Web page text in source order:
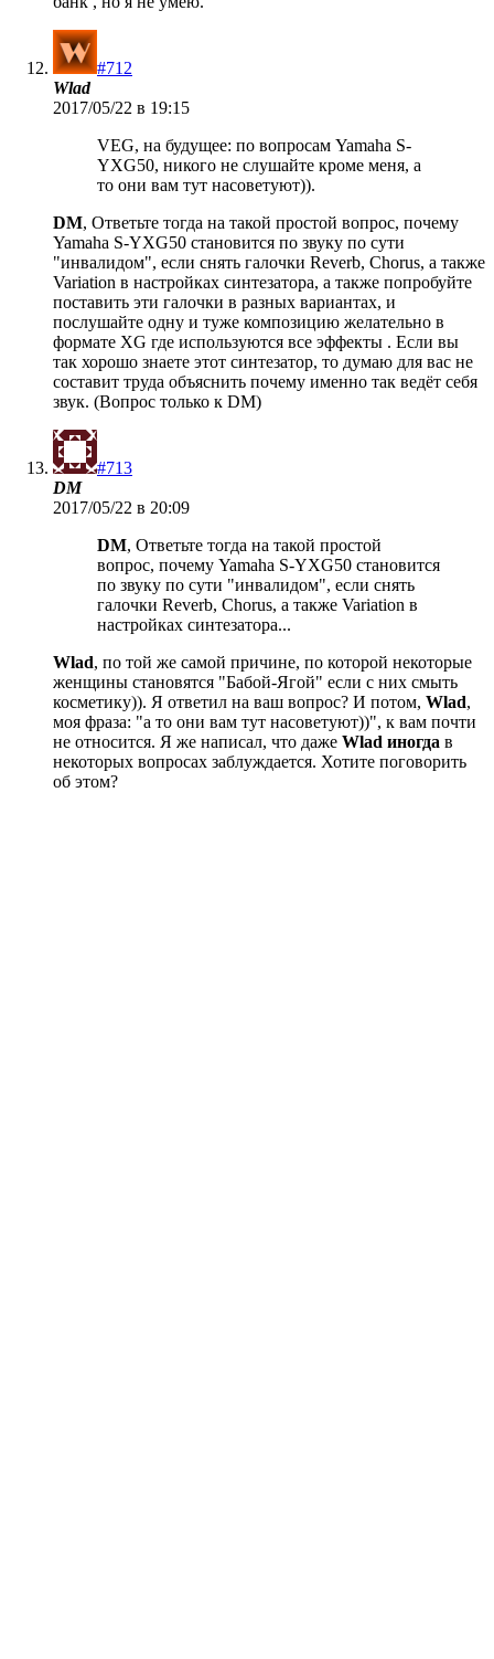
#712
Wlad
2017/05/22 в 19:15
VEG, на будущее: по вопросам Yamaha S-
YXG50, никого не слушайте кроме меня, а
то они вам тут насоветуют)).
DM, Ответьте тогда на такой простой вопрос, почему
Yamaha S-YXG50 становится по звуку по сути
"инвалидом", если снять галочки Reverb, Chorus, а также
Variation в настройках синтезатора, а также попробуйте
поставить эти галочки в разных вариантах, и
послушайте одну и туже композицию желательно в
формате XG где используются все эффекты . Если вы
так хорошо знаете этот синтезатор, то думаю для вас не
составит труда объяснить почему именно так ведёт себя
звук. (Вопрос только к DM)
#713
DM
2017/05/22 в 20:09
DM, Ответьте тогда на такой простой
вопрос, почему Yamaha S-YXG50 становится
по звуку по сути "инвалидом", если снять
галочки Reverb, Chorus, а также Variation в
настройках синтезатора...
Wlad, по той же самой причине, по которой некоторые
женщины становятся "Бабой-Ягой" если с них смыть
косметику)). Я ответил на ваш вопрос? И потом, Wlad,
моя фраза: "а то они вам тут насоветуют))", к вам почти
не относится. Я же написал, что даже Wlad иногда в
некоторых вопросах заблуждается. Хотите поговорить
об этом?